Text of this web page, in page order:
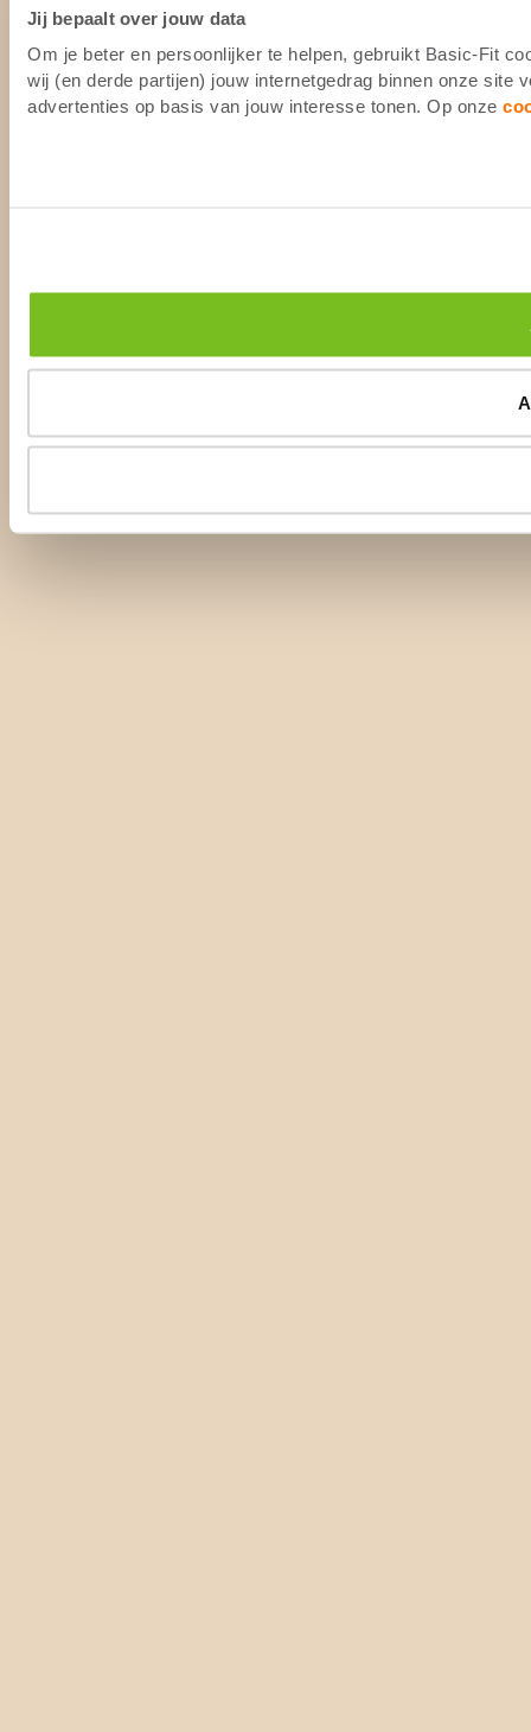
Jij bepaalt over jouw data
Om je beter en persoonlijker te helpen, gebruikt Basic-Fit
wij (en derde partijen) jouw internetgedrag binnen onze site
advertenties op basis van jouw interesse tonen. Op onze